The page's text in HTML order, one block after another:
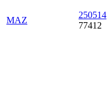
MAZ
250514
77412